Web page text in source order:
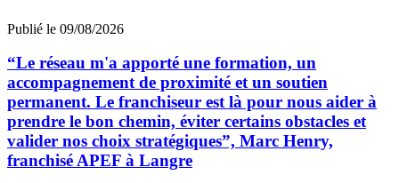
Publié le 09/08/2026
“Le réseau m'a apporté une formation, un
accompagnement de proximité et un soutien
permanent. Le franchiseur est là pour nous aider à
prendre le bon chemin, éviter certains obstacles et
valider nos choix stratégiques”, Marc Henry,
franchisé APEF à Langre